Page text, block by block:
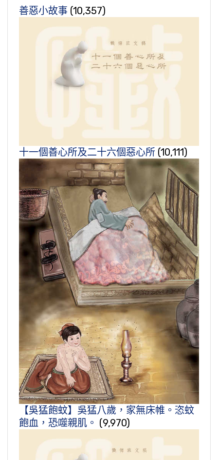
善惡小故事 (10,357)
十一個善心所及二十六個惡心所 (10,111)
【吳猛飽蚊】吳猛八歲，家無床帷。恣蚊
飽血，恐噬親肌。 (9,970)